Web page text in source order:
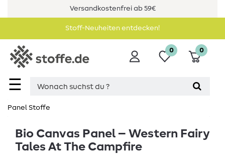
Versandkostenfrei ab 59€
Stoff-Neuheiten entdecken!
☰
0 0
Panel Stoffe
Bio Canvas Panel – Western Fairy
Tales At The Campfire